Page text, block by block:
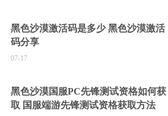
黑色沙漠激活码是多少 黑色沙漠激活
码分享
07-17
黑色沙漠国服PC先锋测试资格如何获
取 国服端游先锋测试资格获取方法